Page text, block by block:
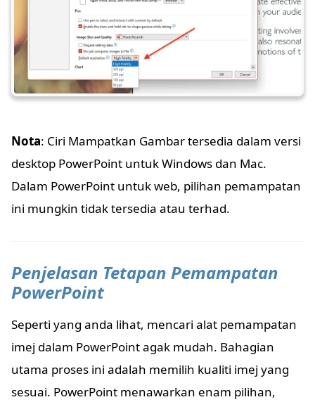
Nota: Ciri Mampatkan Gambar tersedia dalam versi
desktop PowerPoint untuk Windows dan Mac.
Dalam PowerPoint untuk web, pilihan pemampatan
ini mungkin tidak tersedia atau terhad.
Penjelasan Tetapan Pemampatan
PowerPoint
Seperti yang anda lihat, mencari alat pemampatan
imej dalam PowerPoint agak mudah. Bahagian
utama proses ini adalah memilih kualiti imej yang
sesuai. PowerPoint menawarkan enam pilihan,